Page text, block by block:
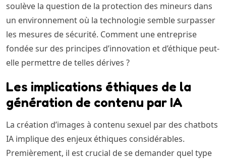
soulève la question de la protection des mineurs dans
un environnement où la technologie semble surpasser
les mesures de sécurité. Comment une entreprise
fondée sur des principes d’innovation et d’éthique peut-
elle permettre de telles dérives ?
Les implications éthiques de la
génération de contenu par IA
La création d’images à contenu sexuel par des chatbots
IA implique des enjeux éthiques considérables.
Premièrement, il est crucial de se demander quel type